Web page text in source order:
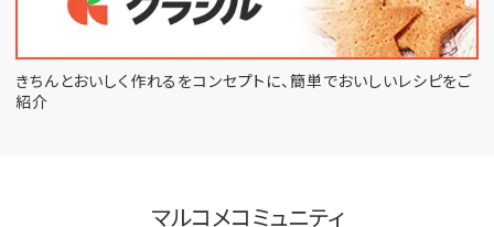
きちんとおいしく作れるをコンセプトに、 簡単でおいしいレシピをご
紹介
マルコメコミュニティ